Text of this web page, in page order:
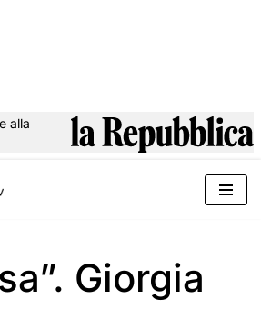
alla
Giorgia